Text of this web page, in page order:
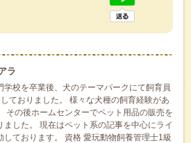
ラ
学校を卒業後、犬のテーマパークにて飼育員
ておりました。 様々な犬種の飼育経験があ
その後ホームセンターでペット用品の販売を
ました。 現在はペット系の記事を中心にライ
しております。 資格 愛玩動物飼養管理士1級